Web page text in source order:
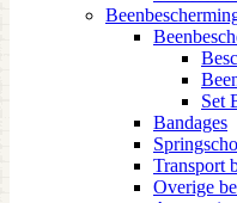
Set
Bandages
Transport
Overige